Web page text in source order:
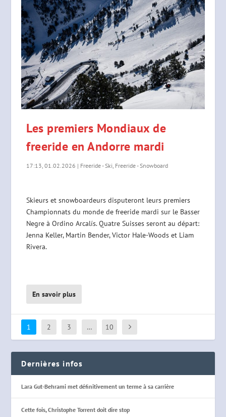
Les premiers Mondiaux de
freeride en Andorre mardi
17:13, 01.02.2026 | Freeride - Ski Freeride - Snowboard
Skieurs et snowboardeurs disputeront leurs premiers
Championnats du monde de freeride mardi sur le Basser
Negre à Ordino Arcalís. Quatre Suisses seront au départ:
Jenna Keller, Martin Bender, Victor Hale-Woods et Liam
Rivera.
En savoir plus
1 2 3 … 10
Dernières infos
Lara Gut-Behrami met définitivement un terme à sa carrière
Cette fois, Christophe Torrent doit dire stop